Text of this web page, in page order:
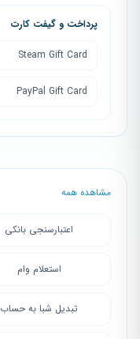
پرداخت و گیفت کارت
Steam Gift Card
PayPal Gift Card
مشاهده همه
اعتبارسنجی بانکی
استعلام وام
تبدیل شبا به حساب